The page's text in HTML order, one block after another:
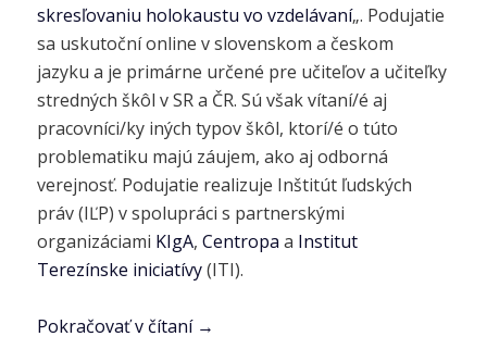
skresľovaniu holokaustu vo vzdelávaní„. Podujatie
sa uskutoční online v slovenskom a českom
jazyku a je primárne určené pre učiteľov a učiteľky
stredných škôl v SR a ČR. Sú však vítaní/é aj
pracovníci/ky iných typov škôl, ktorí/é o túto
problematiku majú záujem, ako aj odborná
verejnosť. Podujatie realizuje Inštitút ľudských
práv (IĽP) v spolupráci s partnerskými
organizáciami KIgA,Centropa a Institut
Terezínske iniciatívy(ITI).
Pokračovať v čítaní →